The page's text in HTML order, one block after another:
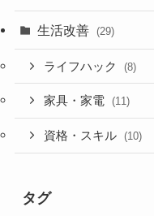
生活改善 (29)
ライフハック (8)
家具・家電 (11)
資格・スキル (10)
タグ